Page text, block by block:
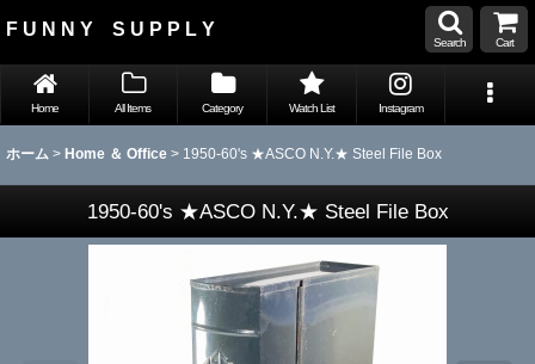
F U N N Y S U P P L Y
Search Cart
Home All Items Category Watch List Instagram
ホーム > Home ＆ Office > 1950-60's ★ASCO N.Y.★ Steel File Box
1950-60's ★ASCO N.Y.★ Steel File Box